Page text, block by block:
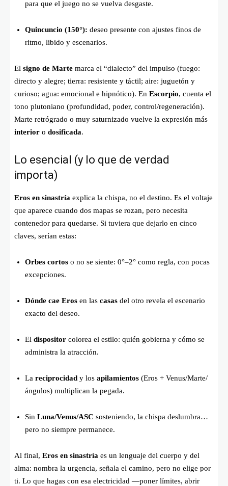
para que el juego no se vuelva desgaste.
Quincuncio (150°): deseo presente con ajustes finos de
ritmo, libido y escenarios.
El signo de Marte marca el “dialecto” del impulso (fuego:
directo y alegre; tierra: resistente y táctil; aire: juguetón y
curioso; agua: emocional e hipnótico). En Escorpio, cuenta el
tono plutoniano (profundidad, poder, control/regeneración).
Marte retrógrado o muy saturnizado vuelve la expresión más
interior o dosificada.
Lo esencial (y lo que de verdad
importa)
Eros en sinastría explica la chispa, no el destino. Es el voltaje
que aparece cuando dos mapas se rozan, pero necesita
contenedor para quedarse. Si tuviera que dejarlo en cinco
claves, serían estas:
Orbes cortos o no se siente: 0°–2° como regla, con pocas
excepciones.
Dónde cae Eros en las casas del otro revela el escenario
exacto del deseo.
El dispositor colorea el estilo: quién gobierna y cómo se
administra la atracción.
La reciprocidad y los apilamientos (Eros + Venus/Marte/
ángulos) multiplican la pegada.
Sin Luna/Venus/ASC sosteniendo, la chispa deslumbra…
pero no siempre permanece.
Al final, Eros en sinastría es un lenguaje del cuerpo y del
alma: nombra la urgencia, señala el camino, pero no elige por
ti. Lo que hagas con esa electricidad —poner límites, abrir